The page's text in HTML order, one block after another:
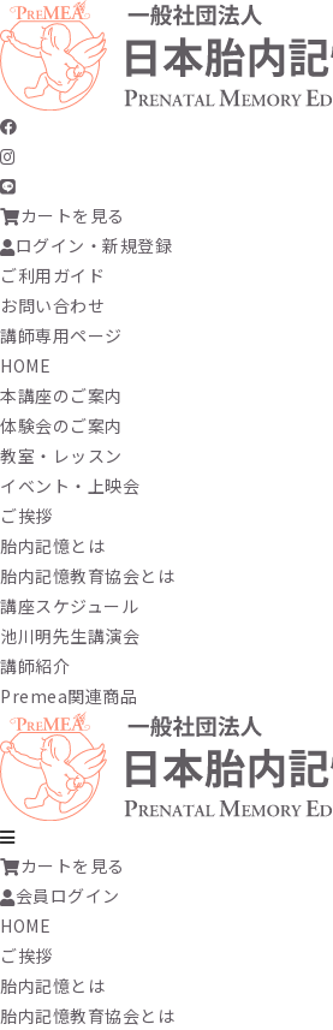
カートを見る
ログイン・新規登録
ご利用ガイド
お問い合わせ
講師専用ページ
HOME
本講座のご案内
体験会のご案内
教室・レッスン
イベント・上映会
ご挨拶
胎内記憶とは
胎内記憶教育協会とは
講座スケジュール
池川明先生講演会
講師紹介
Premea関連商品
カートを見る
会員ログイン
HOME
ご挨拶
胎内記憶とは
胎内記憶教育協会とは